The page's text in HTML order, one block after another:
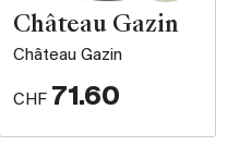
Château Gazin
Château Gazin
CHF 71.60